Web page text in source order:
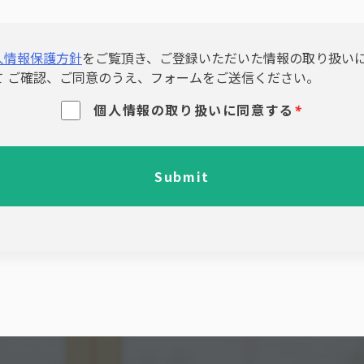
情報保護方針をご覧頂き、ご登録いただいた情報の取り扱い
ご確認、ご同意のうえ、フォームをご送信ください。
個人情報の取り扱いに同意する *
Submit